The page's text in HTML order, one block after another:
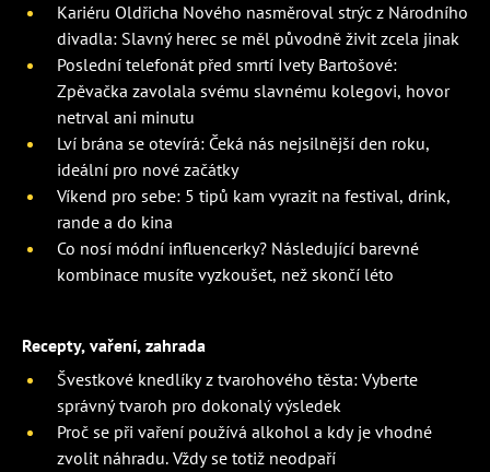
Kariéru Oldřicha Nového nasměroval strýc z Národního
divadla: Slavný herec se měl původně živit zcela jinak
Poslední telefonát před smrtí Ivety Bartošové:
Zpěvačka zavolala svému slavnému kolegovi, hovor
netrval ani minutu
Lví brána se otevírá: Čeká nás nejsilnější den roku,
ideální pro nové začátky
Víkend pro sebe: 5 tipů kam vyrazit na festival, drink,
rande a do kina
Co nosí módní influencerky? Následující barevné
kombinace musíte vyzkoušet, než skončí léto
Recepty, vaření, zahrada
Švestkové knedlíky z tvarohového těsta: Vyberte
správný tvaroh pro dokonalý výsledek
Proč se při vaření používá alkohol a kdy je vhodné
zvolit náhradu. Vždy se totiž neodpaří